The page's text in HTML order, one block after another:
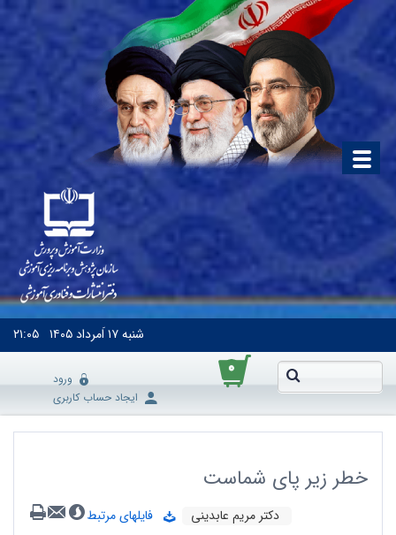
شنبه۱۷ اَمرداد ۱۴۰۵ ۲۱:۰۵
۰
ورود
ایجاد حساب کاربری
خطر زیر پای شماست
دکتر مریم عابدینی
فایلهای مرتبط